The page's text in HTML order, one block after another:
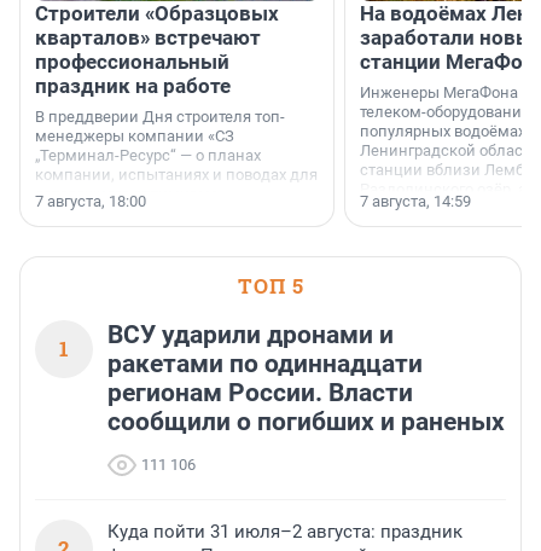
Строители «Образцовых
кварталов» встречают
профессиональный
праздник на работе
В преддверии Дня строителя топ-
менеджеры компании «СЗ
„Терминал-Ресурс“ — о планах
компании, испытаниях и поводах для
осторожного оптимизма.
7 августа, 18:00
На водоёмах
заработали
станции
Инженеры МегаФона
телеком-оборудование
популярных водоёмах
Ленинградской
станции вблизи
недалеко от Большого
водопада.
7 августа, 14:59
ТОП 5
1
ВСУ ударили дронами и
ракетами по одиннадцати
регионам России. Власти
сообщили о погибших и раненых
111 106
Куда пойти 31 июля–2 августа: праздник